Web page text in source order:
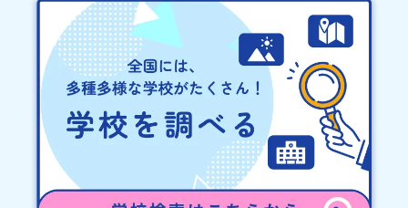
地域の枠を越えて生徒一人ひとりの夢や価値観に合った地域・学校
で1〜3年間過ごすことができるシステム「地域みらい留学」をはじ
めとした、教育事業や地域活性モデルをつくり続けています。名
称：一般財団法人地域・教育魅力化プラットフォーム設 立：2017
年3月代表者：岩本 悠所在地：〒690-0842 島根県松江市東本町二
丁目25-6 みらいBASE2階 その他所在地公式HP：http://c-
platform.or.jp/お問い合わせ先担当：小川・小原E-mail：
info@miratabi.jp「おためし地域留学体験」のプログラム開催情報
を公式LINEにて配信中！ぜひご登録ください♪地域みらい留学公式